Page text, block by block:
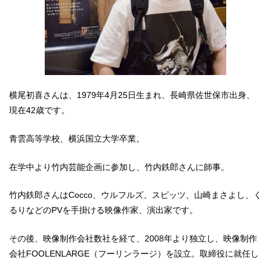
横尾初喜さんは、1979年4月25日生まれ、長崎県佐世保市出身、
現在42歳です。
青雲高等学校、横浜国立大学卒業。
在学中より竹内芸能企画に参加し、竹内鉄郎さんに師事。
竹内鉄郎さんはCocco、ウルフルズ、スピッツ、山崎まさよし、く
るりなどのPVを手掛ける映像作家、演出家です。
その後、映像制作会社数社を経て、2008年より独立し、映像制作
会社FOOLENLARGE（フーリンラージ）を設立。取締役に就任し